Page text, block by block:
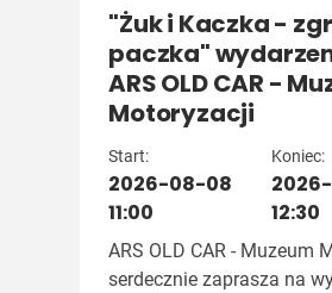
"Żuk i Kaczka -
paczka"
ARS OLD CAR -
Motoryzacji
Start:
2026-08-08
11:00
Koniec:
12:30
ARS OLD CAR - Muzeum
serdecznie zaprasza na